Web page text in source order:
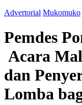
Advertorial Mukomuko
Pemdes
Acara
dan
Lomba